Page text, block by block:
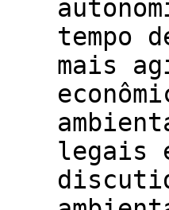
tempo
mais
legais